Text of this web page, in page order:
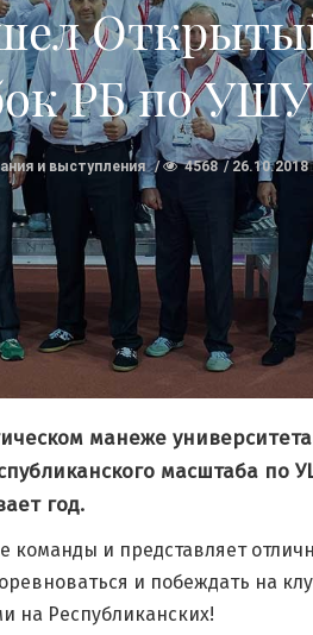
На тренировке
по Багуачжан
31.01.2017 6433
РБ по УШУ
и выступления 4568 26.10.2018
манеже
масштаба по
год.
команды и представляет
и побеждать на
на Республиканских!